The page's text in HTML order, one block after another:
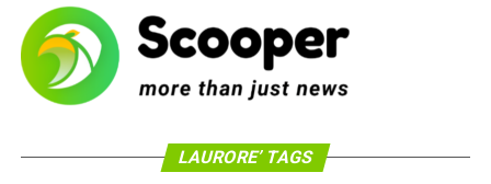
LAURORE’ TAGS